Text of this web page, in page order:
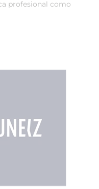
profesional como